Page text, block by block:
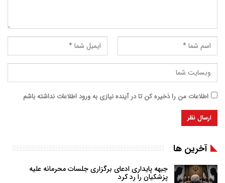
اطلاعات من را ذخیره کن تا در آینده نیازی به ورود اطلاعات نداشته باشم
آخرین ها
جبهه پایداری ادعای برگزاری جلسات محرمانه علیه
پزشکیان را رد کرد